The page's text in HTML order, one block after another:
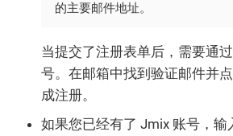
的主要邮件地址。
当提交了注册表单后，需要通
号。在邮箱中找到验证邮件并
成注册。
如果您已经有了 Jmix 账号，输